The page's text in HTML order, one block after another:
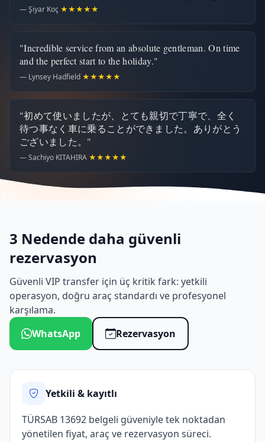
— Şiyar Koç ★★★★★
"Incredible service from an absolute gentleman. On time
and the perfect start to the holiday."
— Lynsey Hadfield ★★★★★
"初めて使いましたが、とても親切で丁寧で、全く
待つ事なく車に乗ることができました。ありがとう
ございました。"
— Sachiyo KITAHIRA ★★★★★
3 Nedende daha güvenli
rezervasyon
Güvenli VIP transfer için üç kritik fark: yetkili
operasyon, doğru araç standardı ve profesyonel
karşılama.
WhatsApp
Rezervasyon
Yetkili & kayıtlı
TÜRSAB 13692 belgeli güveniyle tek noktadan
yönetilen fiyat, araç ve rezervasyon süreci.